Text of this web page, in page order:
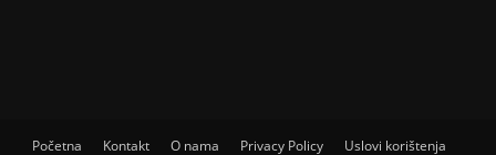
Početna Kontakt O nama Privacy Policy Uslovi korištenja